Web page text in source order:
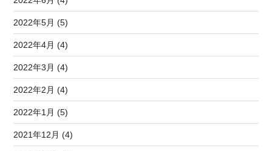
2022年5月 (5)
2022年4月 (4)
2022年3月 (4)
2022年2月 (4)
2022年1月 (5)
2021年12月 (4)